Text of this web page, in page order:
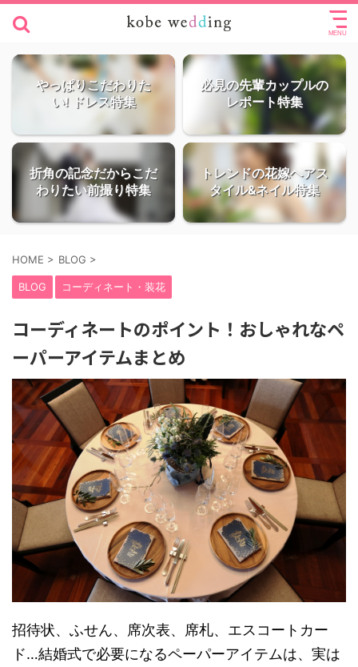
やっぱりこだわりた
い! ドレス特集
必見の先輩カップルの
レポート特集
折角の記念だからこだ
わりたい前撮り特集
トレンドの花嫁ヘアス
タイル&ネイル特集
HOME > BLOG >
BLOG コーディネート・装花
コーディネートのポイント！おしゃれなペ
ーパーアイテムまとめ
招待状、ふせん、席次表、席札、エスコートカー
ド…結婚式で必要になるペーパーアイテムは、実は